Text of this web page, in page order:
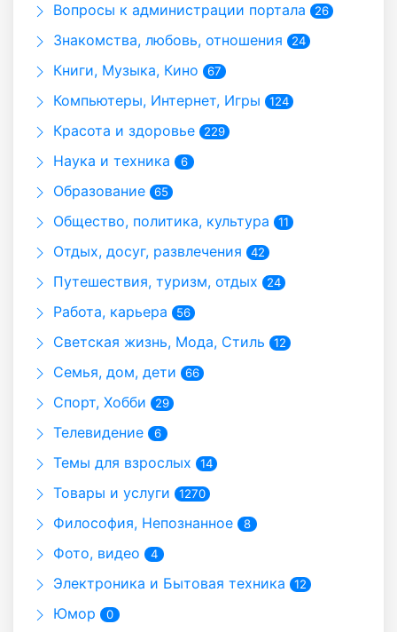
Вопросы к администрации портала 26
Знакомства, любовь, отношения 24
Книги, Музыка, Кино 67
Компьютеры, Интернет, Игры 124
Красота и здоровье 229
Наука и техника 6
Образование 65
Общество, политика, культура 11
Отдых, досуг, развлечения 42
Путешествия, туризм, отдых 24
Работа, карьера 56
Светская жизнь, Мода, Стиль 12
Семья, дом, дети 66
Спорт, Хобби 29
Телевидение 6
Темы для взрослых 14
Товары и услуги 1270
Философия, Непознанное 8
Фото, видео 4
Электроника и Бытовая техника 12
Юмор 0